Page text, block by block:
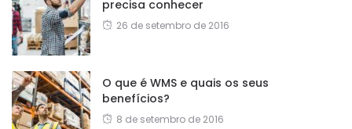
precisa conhecer
26 de setembro de 2016
O que é WMS e quais os seus
benefícios?
8 de setembro de 2016